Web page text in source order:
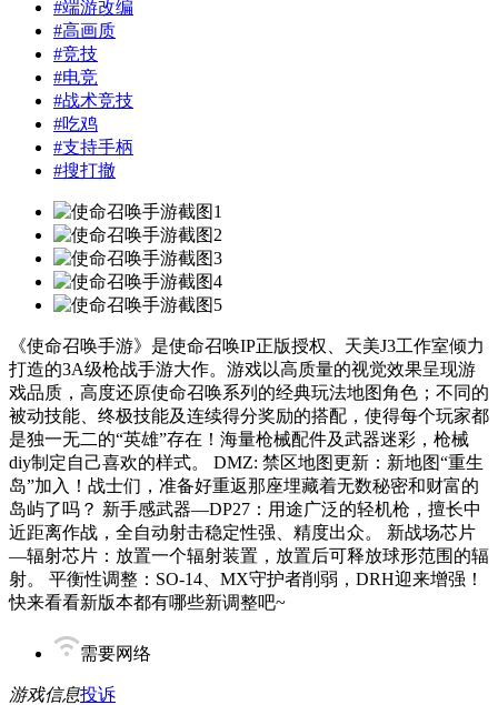
#端游改编
#高画质
#竞技
#电竞
#战术竞技
#吃鸡
#支持手柄
#搜打撤
《使命召唤手游》是使命召唤IP正版授权、天美J3工作室倾力
打造的3A级枪战手游大作。游戏以高质量的视觉效果呈现游
戏品质，高度还原使命召唤系列的经典玩法地图角色；不同的
被动技能、终极技能及连续得分奖励的搭配，使得每个玩家都
是独一无二的“英雄”存在！海量枪械配件及武器迷彩，枪械
diy制定自己喜欢的样式。 DMZ: 禁区地图更新：新地图“重生
岛”加入！战士们，准备好重返那座埋藏着无数秘密和财富的
岛屿了吗？ 新手感武器—DP27：用途广泛的轻机枪，擅长中
近距离作战，全自动射击稳定性强、精度出众。 新战场芯片
—辐射芯片：放置一个辐射装置，放置后可释放球形范围的辐
射。 平衡性调整：SO-14、MX守护者削弱，DRH迎来增强！
快来看看新版本都有哪些新调整吧~
需要网络
游戏信息投诉